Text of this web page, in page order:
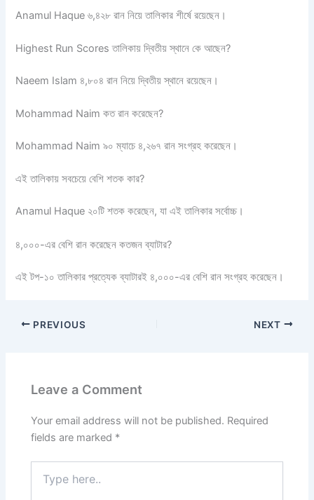
Anamul Haque ৬,৪২৮ রান নিয়ে তালিকার শীর্ষে রয়েছেন।
Highest Run Scores তালিকায় দ্বিতীয় স্থানে কে আছেন?
Naeem Islam ৪,৮০৪ রান নিয়ে দ্বিতীয় স্থানে রয়েছেন।
Mohammad Naim কত রান করেছেন?
Mohammad Naim ৯০ ম্যাচে ৪,২৬৭ রান সংগ্রহ করেছেন।
এই তালিকায় সবচেয়ে বেশি শতক কার?
Anamul Haque ২০টি শতক করেছেন, যা এই তালিকার সর্বোচ্চ।
৪,০০০-এর বেশি রান করেছেন কতজন ব্যাটার?
এই টপ-১০ তালিকার প্রত্যেক ব্যাটারই ৪,০০০-এর বেশি রান সংগ্রহ করেছেন।
PREVIOUS NEXT
Leave a Comment
Your email address will not be published. Required
fields are marked *
here..